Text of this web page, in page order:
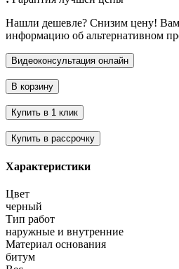
Нашли дешевле? Снизим цену! Вам
информацию об альтернативном
Характеристики
Цвет
черный
Тип работ
наружные и внутренние
Материал основания
битум